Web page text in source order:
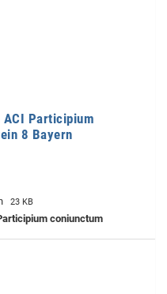
Participium
8 Bayern
23 KB
coniunctum